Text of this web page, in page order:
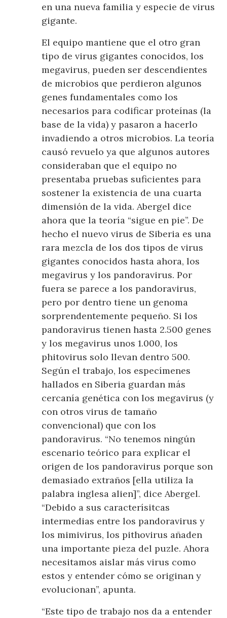
en una nueva familia y especie de virus
gigante.
El equipo mantiene que el otro gran
tipo de virus gigantes conocidos, los
megavirus, pueden ser descendientes
de microbios que perdieron algunos
genes fundamentales como los
necesarios para codificar proteínas (la
base de la vida) y pasaron a hacerlo
invadiendo a otros microbios. La teoría
causó revuelo ya que algunos autores
consideraban que el equipo no
presentaba pruebas suficientes para
sostener la existencia de una cuarta
dimensión de la vida. Abergel dice
ahora que la teoría “sigue en pie”. De
hecho el nuevo virus de Siberia es una
rara mezcla de los dos tipos de virus
gigantes conocidos hasta ahora, los
megavirus y los pandoravirus. Por
fuera se parece a los pandoravirus,
pero por dentro tiene un genoma
sorprendentemente pequeño. Si los
pandoravirus tienen hasta 2.500 genes
y los megavirus unos 1.000, los
phitovirus solo llevan dentro 500.
Según el trabajo, los especímenes
hallados en Siberia guardan más
cercanía genética con los megavirus (y
con otros virus de tamaño
convencional) que con los
pandoravirus. “No tenemos ningún
escenario teórico para explicar el
origen de los pandoravirus porque son
demasiado extraños [ella utiliza la
palabra inglesa alien]”, dice Abergel.
“Debido a sus caracterísitcas
intermedias entre los pandoravirus y
los mimivirus, los pithovirus añaden
una importante pieza del puzle. Ahora
necesitamos aislar más virus como
estos y entender cómo se originan y
evolucionan”, apunta.
“Este tipo de trabajo nos da a entender